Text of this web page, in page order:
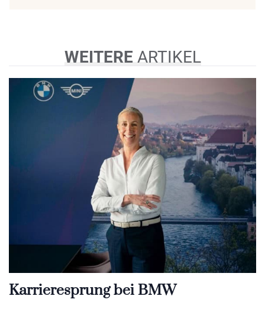
WEITERE ARTIKEL
Karrieresprung bei BMW